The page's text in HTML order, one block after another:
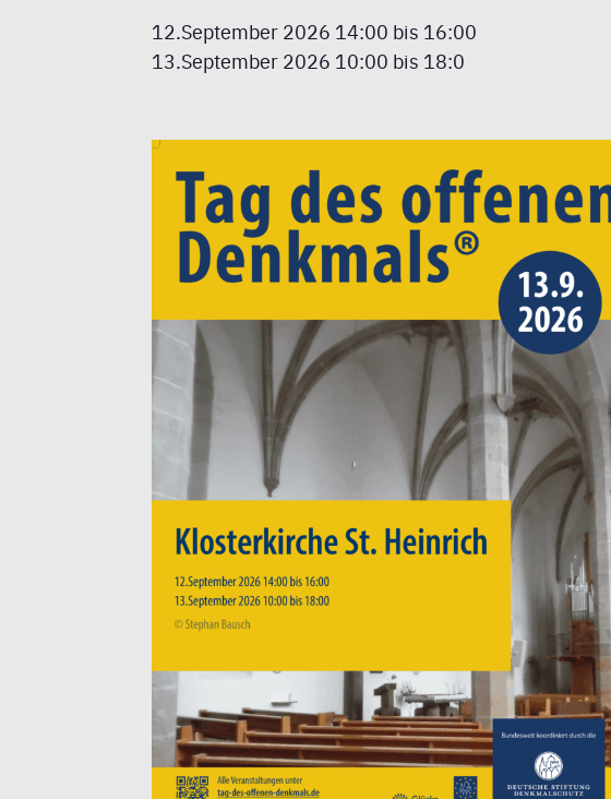
12.September 2026 14:00 bis 16:00
13.September 2026 10:00 bis 18:0